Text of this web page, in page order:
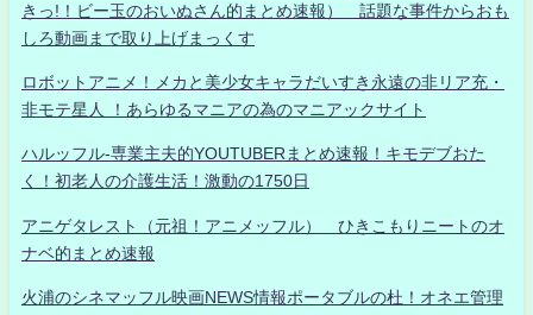
きっ!！ビー玉のおいぬさん的まとめ速報） 話題な事件からおも
しろ動画まで取り上げまっくす
ロボットアニメ！メカと美少女キャラだいすき永遠の非リア充・
非モテ星人 ！あらゆるマニアの為のマニアックサイト
ハルッフル-専業主夫的YOUTUBERまとめ速報！キモデブおた
く！初老人の介護生活！激動の1750日
アニゲタレスト（元祖！アニメッフル） ひきこもりニートのオ
ナベ的まとめ速報
火浦のシネマッフル映画NEWS情報ポータブルの杜！オネエ管理